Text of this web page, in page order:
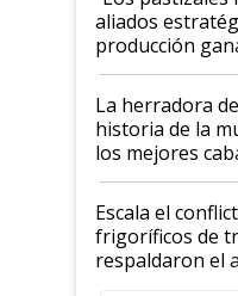
para el agro en
foco en la carne
aliados
producción
la iniciativa
La herradora
historia de la
los mejores
Argentina y los
todavía hacen
animales:
descalificaban,
haciendo
Escala el
frigoríficos de
respaldaron el